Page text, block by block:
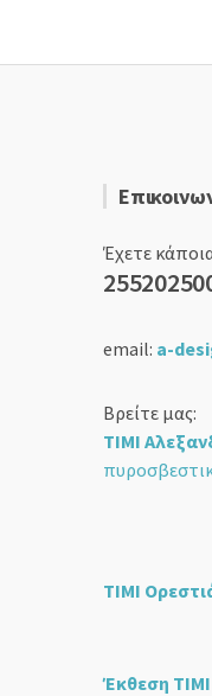
Έχετε
email: a-
Βρείτε μας:
ΤΙΜΙ
ΤΙΜΙ
Έκθεση